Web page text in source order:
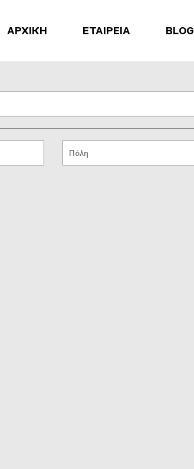
ΑΡΧΙΚΗ ΕΤΑΙΡΕΙΑ BLOG